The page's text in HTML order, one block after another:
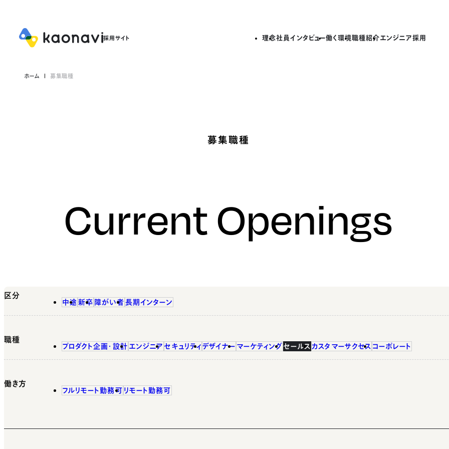
理念社員インタビュー働く環境職種紹介エンジニア採用
ホーム 募集職種
募集職種
Current Openings
区分
中途 新卒 障がい者 長期インターン
職種
プロダクト企画・設計 エンジニア セキュリティ デザイナー マーケティング セールス カスタマーサクセス コーポレート
働き方
フルリモート勤務可 リモート勤務可